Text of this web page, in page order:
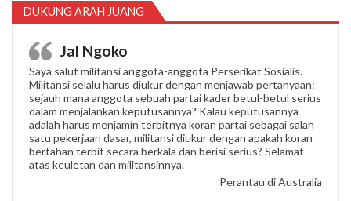
DUKUNG ARAH JUANG
Jal Ngoko
Saya salut militansi anggota-anggota Perserikat Sosialis.
Militansi selalu harus diukur dengan menjawab pertanyaan:
sejauh mana anggota sebuah partai kader betul-betul serius
dalam menjalankan keputusannya? Kalau keputusannya
adalah harus menjamin terbitnya koran partai sebagai salah
satu pekerjaan dasar, militansi diukur dengan apakah koran
bertahan terbit secara berkala dan berisi serius? Selamat
atas keuletan dan militansinnya.
Perantau di Australia